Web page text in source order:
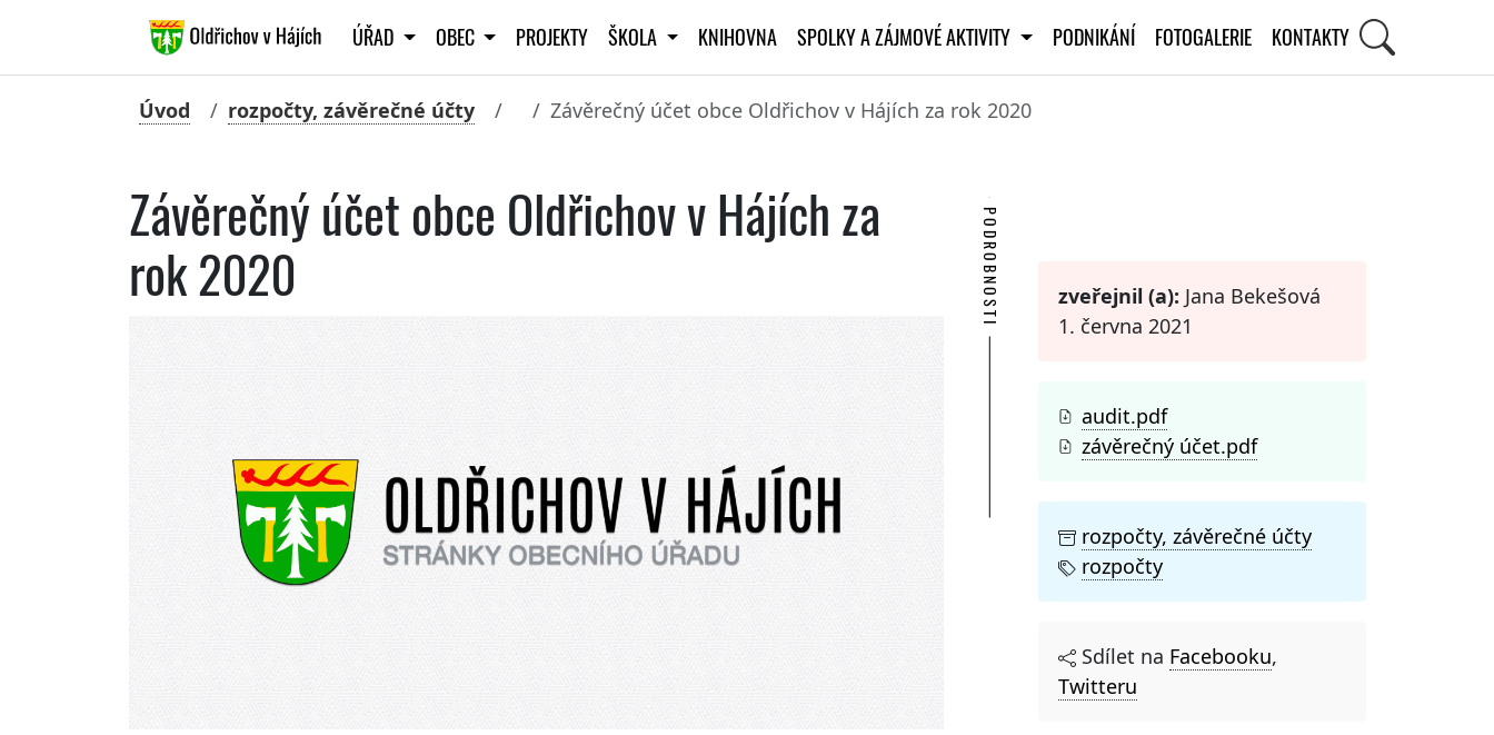
ÚŘAD OBEC PROJEKTY ŠKOLA KNIHOVNA SPOLKY A ZÁJMOVÉ AKTIVITY PODNIKÁNÍ FOTOGALERIE KONTAKTY
Úvod rozpočty, závěrečné účty Závěrečný účet obce Oldřichov v Hájích za rok 2020
Závěrečný účet obce Oldřichov v Hájích za
rok 2020
PODROBNOSTI zveřejnil (a): Jana Bekešová
1. června 2021
audit.pdf
závěrečný účet.pdf
rozpočty, závěrečné účty
rozpočty
Sdílet na Facebooku,
Twitteru